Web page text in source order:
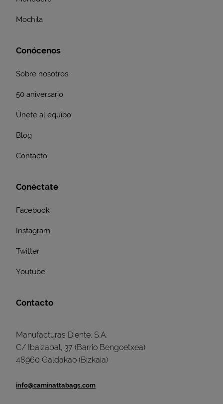
Mochila
Conócenos
Sobre nosotros
50 aniversario
Únete al equipo
Blog
Contacto
Conéctate
Facebook
Instagram
Twitter
Youtube
Contacto
Manufacturas Diente. S.A.
C/ Ibaizabal, 37 (Barrio Bengoetxea)
48960 Galdakao (Bizkaia)
info@caminattabags.com